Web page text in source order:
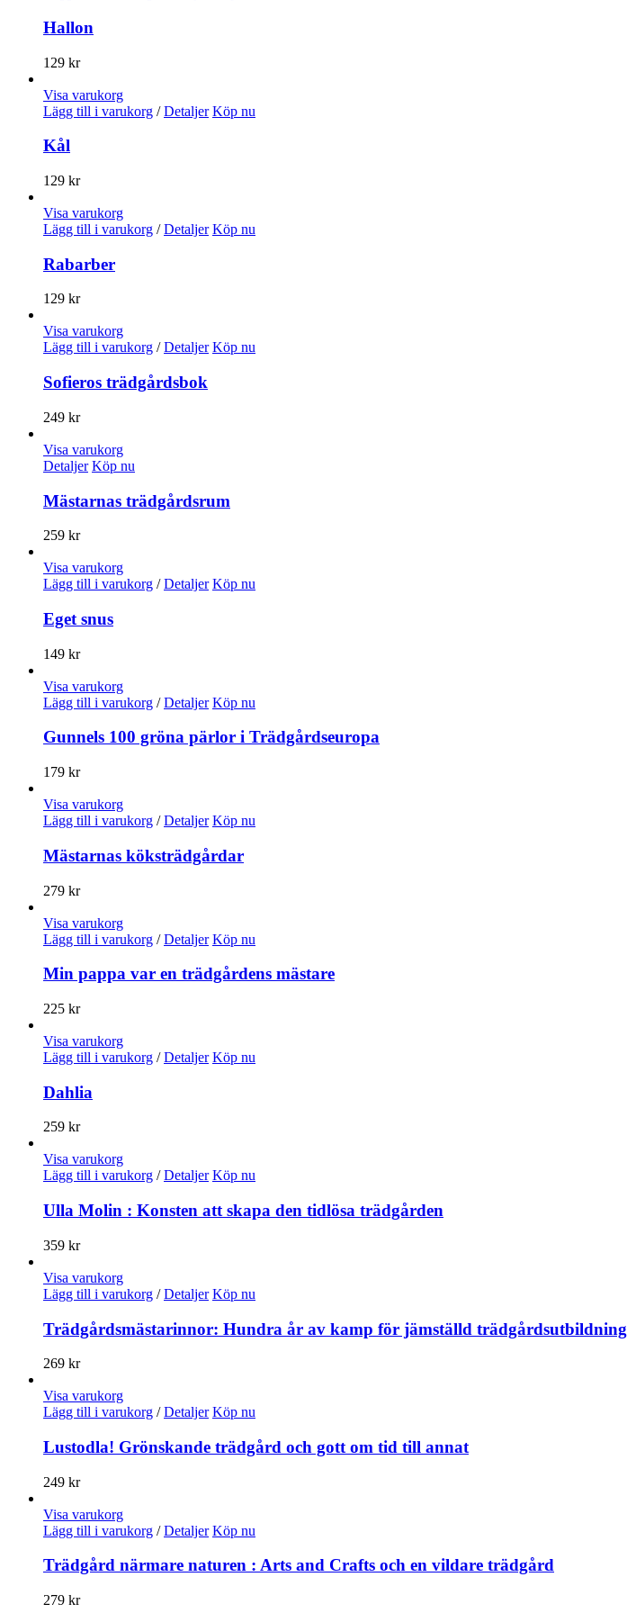
Hallon
129 kr
Visa varukorg
Lägg till i varukorg / Detaljer Köp nu
Kål
129 kr
Visa varukorg
Lägg till i varukorg / Detaljer Köp nu
Rabarber
129 kr
Visa varukorg
Lägg till i varukorg / Detaljer Köp nu
Sofieros trädgårdsbok
249 kr
Visa varukorg
Detaljer Köp nu
Mästarnas trädgårdsrum
259 kr
Visa varukorg
Lägg till i varukorg / Detaljer Köp nu
Eget snus
149 kr
Visa varukorg
Lägg till i varukorg / Detaljer Köp nu
Gunnels 100 gröna pärlor i Trädgårdseuropa
179 kr
Visa varukorg
Lägg till i varukorg / Detaljer Köp nu
Mästarnas köksträdgårdar
279 kr
Visa varukorg
Lägg till i varukorg / Detaljer Köp nu
Min pappa var en trädgårdens mästare
225 kr
Visa varukorg
Lägg till i varukorg / Detaljer Köp nu
Dahlia
259 kr
Visa varukorg
Lägg till i varukorg / Detaljer Köp nu
Ulla Molin : Konsten att skapa den tidlösa trädgården
359 kr
Visa varukorg
Lägg till i varukorg / Detaljer Köp nu
Trädgårdsmästarinnor: Hundra år av kamp för jämställd trädgårdsutbildning
269 kr
Visa varukorg
Lägg till i varukorg / Detaljer Köp nu
Lustodla! Grönskande trädgård och gott om tid till annat
249 kr
Visa varukorg
Lägg till i varukorg / Detaljer Köp nu
Trädgård närmare naturen : Arts and Crafts och en vildare trädgård
279 kr